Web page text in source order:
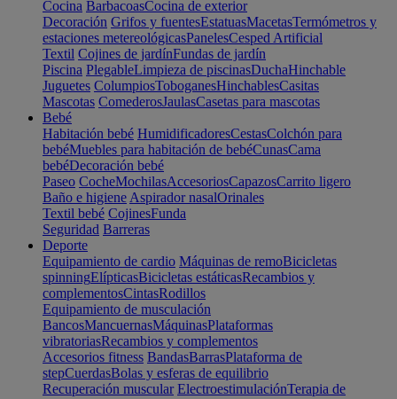
Cocina BarbacoasCocina de exterior
Decoración Grifos y fuentesEstatuasMacetasTermómetros y
estaciones metereológicasPanelesCesped Artificial
Textil Cojines de jardínFundas de jardín
Piscina PlegableLimpieza de piscinasDuchaHinchable
Juguetes ColumpiosToboganesHinchablesCasitas
Mascotas ComederosJaulasCasetas para mascotas
Bebé
Habitación bebé HumidificadoresCestasColchón para
bebéMuebles para habitación de bebéCunasCama
bebéDecoración bebé
Paseo CocheMochilasAccesoriosCapazosCarrito ligero
Baño e higiene Aspirador nasalOrinales
Textil bebé CojinesFunda
Seguridad Barreras
Deporte
Equipamiento de cardio Máquinas de remoBicicletas
spinningElípticasBicicletas estáticasRecambios y
complementosCintasRodillos
Equipamiento de musculación
BancosMancuernasMáquinasPlataformas
vibratoriasRecambios y complementos
Accesorios fitness BandasBarrasPlataforma de
stepCuerdasBolas y esferas de equilibrio
Recuperación muscular ElectroestimulaciónTerapia de